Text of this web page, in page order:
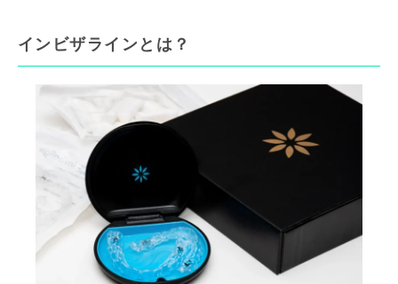
インビザラインとは？